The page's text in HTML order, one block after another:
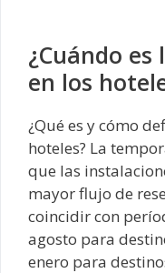
¿Cuándo
en los
¿Qué es y cómo
hoteles? La
que las
mayor flujo de
coincidir con
agosto para
enero para